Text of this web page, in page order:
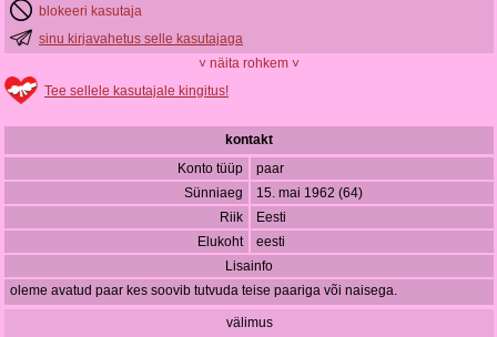
blokeeri kasutaja
sinu kirjavahetus selle kasutajaga
˅ näita rohkem ˅
Tee sellele kasutajale kingitus!
kontakt
Konto tüüp
paar
Sünniaeg
15. mai 1962 (64)
Riik
Eesti
Elukoht
eesti
Lisainfo
oleme avatud paar kes soovib tutvuda teise paariga või naisega.
välimus